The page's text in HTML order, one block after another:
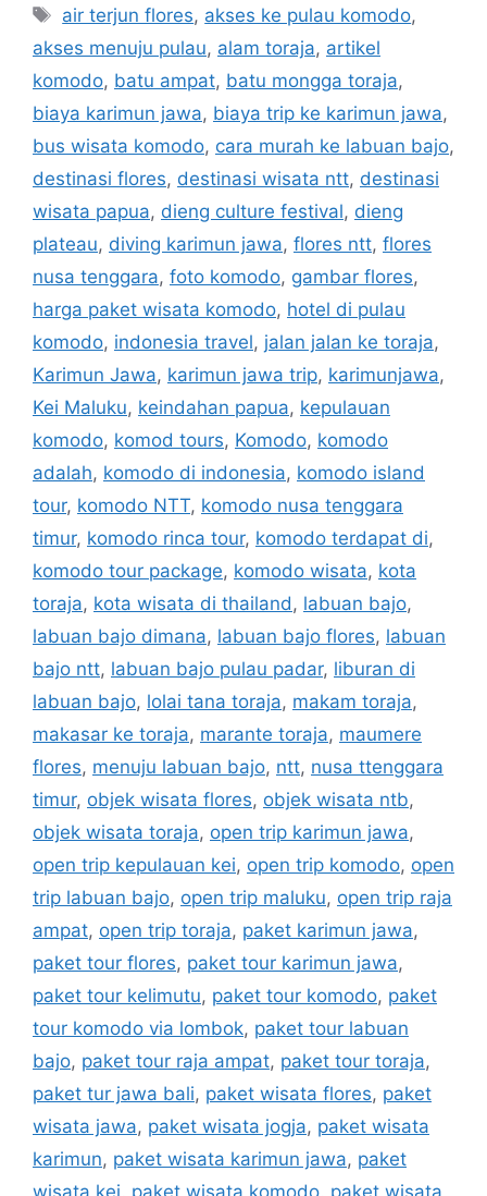
air terjun flores, akses ke pulau komodo,
akses menuju pulau, alam toraja, artikel
komodo, batu ampat, batu mongga toraja,
biaya karimun jawa, biaya trip ke karimun jawa,
bus wisata komodo, cara murah ke labuan bajo,
destinasi flores, destinasi wisata ntt, destinasi
wisata papua, dieng culture festival, dieng
plateau, diving karimun jawa, flores ntt, flores
nusa tenggara, foto komodo, gambar flores,
harga paket wisata komodo, hotel di pulau
komodo, indonesia travel, jalan jalan ke toraja,
Karimun Jawa, karimun jawa trip, karimunjawa,
Kei Maluku, keindahan papua, kepulauan
komodo, komod tours, Komodo, komodo
adalah, komodo di indonesia, komodo island
tour, komodo NTT, komodo nusa tenggara
timur, komodo rinca tour, komodo terdapat di,
komodo tour package, komodo wisata, kota
toraja, kota wisata di thailand , labuan bajo,
labuan bajo dimana, labuan bajo flores, labuan
bajo ntt, labuan bajo pulau padar, liburan di
labuan bajo, lolai tana toraja, makam toraja,
makasar ke toraja, marante toraja, maumere
flores, menuju labuan bajo, ntt, nusa ttenggara
timur, objek wisata flores, objek wisata ntb,
objek wisata toraja, open trip karimun jawa,
open trip kepulauan kei, open trip komodo, open
trip labuan bajo, open trip maluku, open trip raja
ampat, open trip toraja, paket karimun jawa,
paket tour flores, paket tour karimun jawa,
paket tour kelimutu, paket tour komodo, paket
tour komodo via lombok, paket tour labuan
bajo, paket tour raja ampat, paket tour toraja,
paket tur jawa bali, paket wisata flores, paket
wisata jawa, paket wisata jogja, paket wisata
karimun, paket wisata karimun jawa, paket
wisata kei, paket wisata komodo, paket wisata